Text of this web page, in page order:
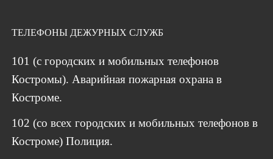
ТЕЛЕФОНЫ ДЕЖУРНЫХ СЛУЖБ
101 (с городских и мобильных телефонов
Костромы). Аварийная пожарная охрана в
Костроме.
102 (со всех городских и мобильных телефонов в
Костроме) Полиция.